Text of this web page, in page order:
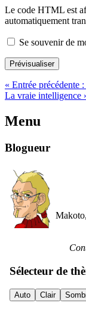
Le code HTML est
automatiquement
Se souvenir de
Prévisualiser
« Entrée précédente :
La vraie intelligence
Menu
Blogueur
Sélecteur de
Auto Clair